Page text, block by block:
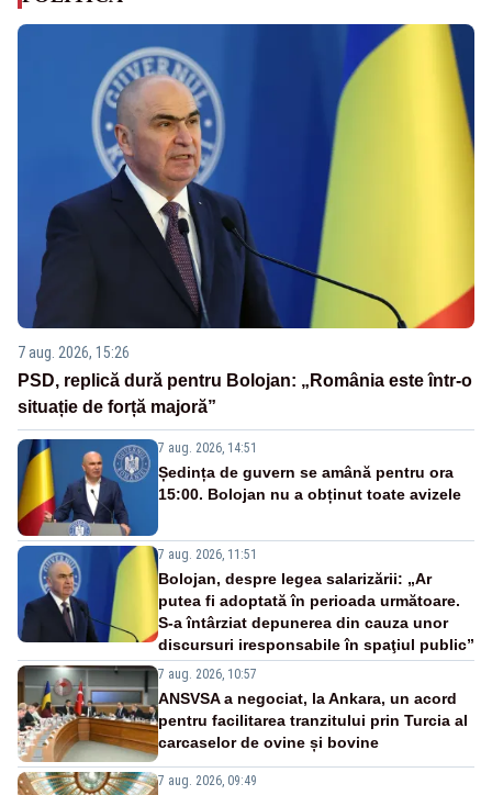
7 aug. 2026, 15:26
PSD, replică dură pentru Bolojan: „România este într-o
situație de forță majoră”
7 aug. 2026, 14:51
Ședința de guvern se amână pentru ora
15:00. Bolojan nu a obținut toate avizele
7 aug. 2026, 11:51
Bolojan, despre legea salarizării: „Ar
putea fi adoptată în perioada următoare.
S-a întârziat depunerea din cauza unor
discursuri iresponsabile în spaţiul public”
7 aug. 2026, 10:57
ANSVSA a negociat, la Ankara, un acord
pentru facilitarea tranzitului prin Turcia al
carcaselor de ovine și bovine
7 aug. 2026, 09:49